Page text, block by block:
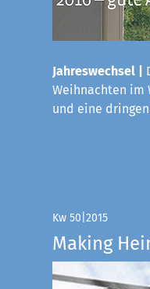
Jahreswechsel |
Weihnachten im
und eine
Kw 50|2015
Making